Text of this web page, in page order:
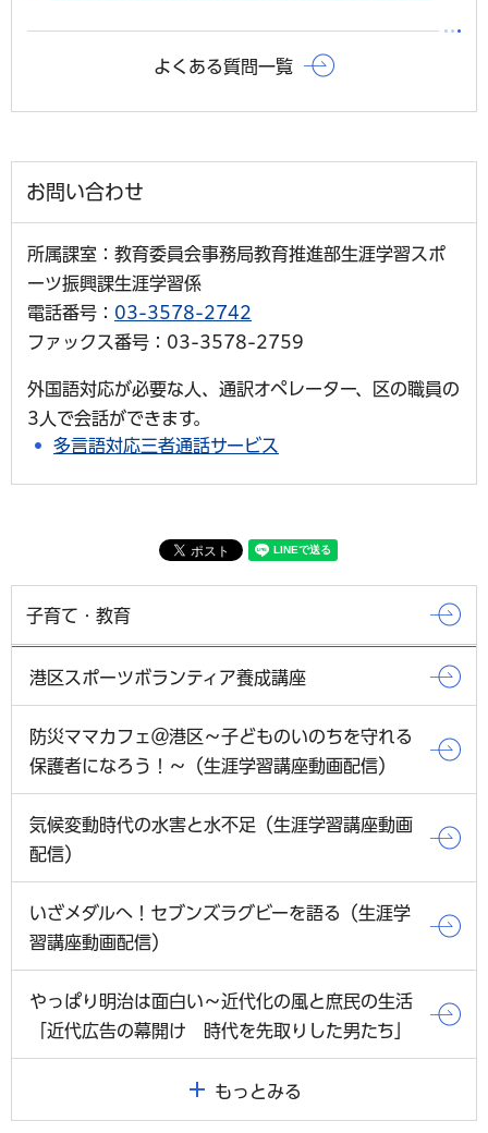
よくある質問一覧
お問い合わせ
所属課室：教育委員会事務局教育推進部生涯学習スポ
ーツ振興課生涯学習係
電話番号： 03-3578-2742
ファックス番号：03-3578-2759
外国語対応が必要な人、通訳オペレーター、区の職員の
3人で会話ができます。
多言語対応三者通話サービス
子育て・教育
港区スポーツボランティア養成講座
防災ママカフェ＠港区～子どものいのちを守れる
保護者になろう！～（生涯学習講座動画配信）
気候変動時代の水害と水不足（生涯学習講座動画
配信）
いざメダルへ！セブンズラグビーを語る（生涯学
習講座動画配信）
やっぱり明治は面白い～近代化の風と庶民の生活
「近代広告の幕開け 時代を先取りした男たち」
もっとみる